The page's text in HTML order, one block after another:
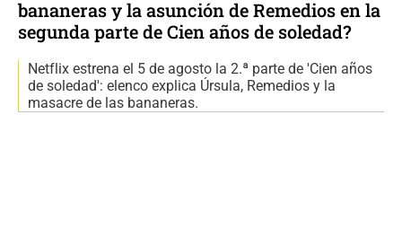
bananeras y la asunción de Remedios en la
segunda parte de Cien años de soledad?
Netflix estrena el 5 de agosto la 2.ª parte de 'Cien años
de soledad': elenco explica Úrsula, Remedios y la
masacre de las bananeras.